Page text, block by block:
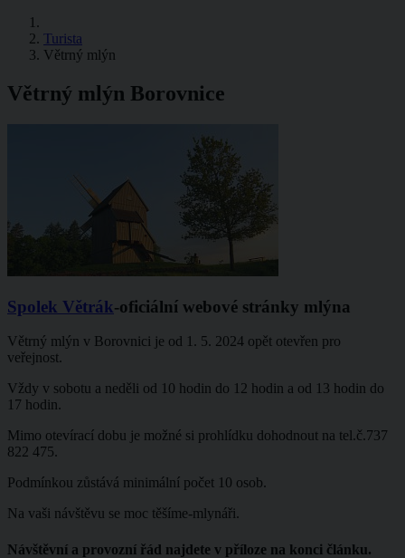
Turista
Větrný mlýn
Větrný mlýn Borovnice
Spolek Větrák-oficiální webové stránky mlýna
Větrný mlýn v Borovnici je od 1. 5. 2024 opět otevřen pro
veřejnost.
Vždy v sobotu a neděli od 10 hodin do 12 hodin a od 13 hodin do
17 hodin.
Mimo otevírací dobu je možné si prohlídku dohodnout na tel.č.737
822 475.
Podmínkou zůstává minimální počet 10 osob.
Na vaši návštěvu se moc těšíme-mlynáři.
Návštěvní a provozní řád najdete v příloze na konci článku.